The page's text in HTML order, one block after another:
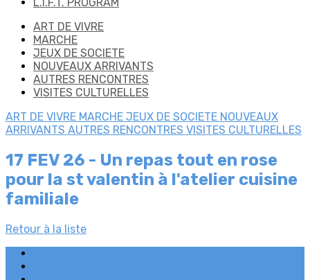
ART DE VIVRE
MARCHE
JEUX DE SOCIETE
NOUVEAUX ARRIVANTS
AUTRES RENCONTRES
VISITES CULTURELLES
ART DE VIVRE MARCHE JEUX DE SOCIETE NOUVEAUX
ARRIVANTS AUTRES RENCONTRES VISITES CULTURELLES
17 FEV 26 - Un repas tout en rose
pour la st valentin à l'atelier cuisine
familiale
Retour à la liste